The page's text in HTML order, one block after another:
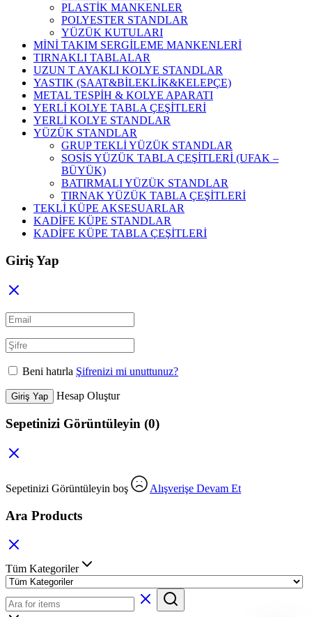
PLASTİK MANKENLER
POLYESTER STANDLAR
YÜZÜK KUTULARI
MİNİ TAKIM SERGİLEME MANKENLERİ
TIRNAKLI TABLALAR
UZUN T AYAKLI KOLYE STANDLAR
YASTIK (SAAT&BİLEKLİK&KELEPÇE)
METAL TESPİH & KOLYE APARATI
YERLİ KOLYE TABLA ÇEŞİTLERİ
YERLİ KOLYE STANDLAR
YÜZÜK STANDLAR
GRUP TEKLİ YÜZÜK STANDLAR
SOSİS YÜZÜK TABLA ÇEŞİTLERİ (UFAK –
BÜYÜK)
BATIRMALI YÜZÜK STANDLAR
TIRNAK YÜZÜK TABLA ÇEŞİTLERİ
TEKLİ KÜPE AKSESUARLAR
KADİFE KÜPE STANDLAR
KADİFE KÜPE TABLA ÇEŞİTLERİ
Giriş Yap
Beni hatırla Şifrenizi mi unuttunuz?
Giriş Yap Hesap Oluştur
Sepetinizi Görüntüleyin (0)
Sepetinizi Görüntüleyin boş Alışverişe Devam Et
Ara Products
Tüm Kategoriler